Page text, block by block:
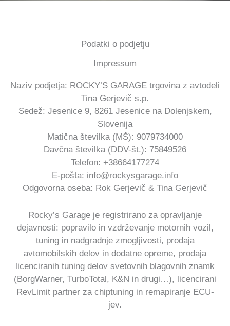
Podatki o podjetju
Impressum
Naziv podjetja: ROCKY’S GARAGE trgovina z avtodeli
Tina Gerjevič s.p.
Sedež: Jesenice 9, 8261 Jesenice na Dolenjskem,
Slovenija
Matična številka (MŠ): 9079734000
Davčna številka (DDV-št.): 75849526
Telefon: +38664177274
E-pošta: info@rockysgarage.info
Odgovorna oseba: Rok Gerjevič & Tina Gerjevič
Rocky’s Garage je registrirano za opravljanje
dejavnosti: popravilo in vzdrževanje motornih vozil,
tuning in nadgradnje zmogljivosti, prodaja
avtomobilskih delov in dodatne opreme, prodaja
licenciranih tuning delov svetovnih blagovnih znamk
(BorgWarner, TurboTotal, K&N in drugi…), licencirani
RevLimit partner za chiptuning in remapiranje ECU-
jev.